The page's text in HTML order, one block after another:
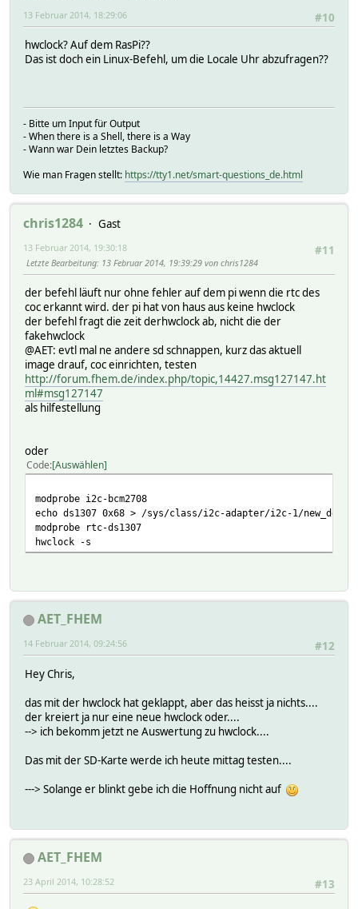
#10
13 Februar 2014, 18:29:06
hwclock? Auf dem RasPi??
Das ist doch ein Linux-Befehl, um die Locale Uhr abzufragen??
- Bitte um Input für Output
- When there is a Shell, there is a Way
- Wann war Dein letztes Backup?
Wie man Fragen stellt: https://tty1.net/smart-questions_de.html
chris1284
Gast
#11
13 Februar 2014, 19:30:18
Letzte Bearbeitung: 13 Februar 2014, 19:39:29 von chris1284
der befehl läuft nur ohne fehler auf dem pi wenn die rtc des
coc erkannt wird. der pi hat von haus aus keine hwclock
der befehl fragt die zeit derhwclock ab, nicht die der
fakehwclock
@AET: evtl mal ne andere sd schnappen, kurz das aktuell
image drauf, coc einrichten, testen
http://forum.fhem.de/index.php/topic,14427.msg127147.ht
ml#msg127147
als hilfestellung
oder
Code Auswählen
modprobe i2c-bcm2708
echo ds1307 0x68 > /sys/class/i2c-adapter/i2c-1/
modprobe rtc-ds1307
hwclock -s
AET_FHEM
#12
14 Februar 2014, 09:24:56
Hey Chris,
das mit der hwclock hat geklappt, aber das heisst ja nichts....
der kreiert ja nur eine neue hwclock oder....
--> ich bekomm jetzt ne Auswertung zu hwclock....
Das mit der SD-Karte werde ich heute mittag testen....
---> Solange er blinkt gebe ich die Hoffnung nicht auf
AET_FHEM
#13
23 April 2014, 10:28:52